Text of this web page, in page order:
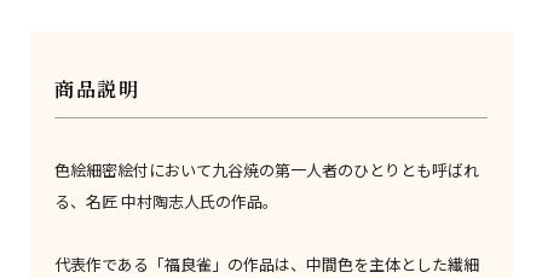
商品説明
色絵細密絵付において九谷焼の第一人者のひとりとも呼ばれ
る、名匠 中村陶志人氏の作品。
代表作である「福良雀」の作品は、中間色を主体とした繊細